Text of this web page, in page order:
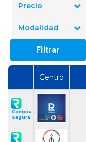
Precio
Modalidad
Filtrar
Centro
Compra
Segura